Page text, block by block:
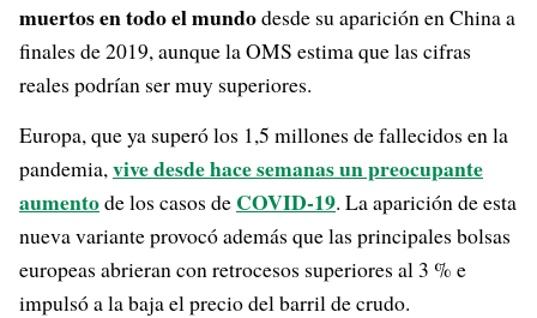
muertos en todo el mundodesde su aparición en China a
finales de 2019, aunque la OMS estima que las cifras
reales podrían ser muy superiores.
Europa, que ya superó los 1,5 millones de fallecidos en la
pandemia,vive desde hace semanas un preocupante
aumentode los casos de COVID-19. La aparición de esta
nueva variante provocó además que las principales bolsas
europeas abrieran con retrocesos superiores al 3 % e
impulsó a la baja el precio del barril de crudo.